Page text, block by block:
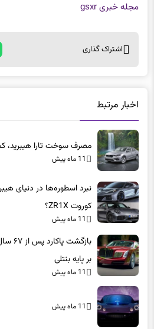
مجله خبری gsxr
اشتراک گذاری
اخبار مرتبط
مصرف سوخت تارا هیبرید، کمتر از ۵ لیتر در
11 ماه پیش
کوروت ZR1X؟
11 ماه پیش
بر پایه بنتلی
11 ماه پیش
11 ماه پیش